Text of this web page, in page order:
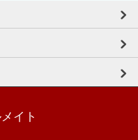
イト